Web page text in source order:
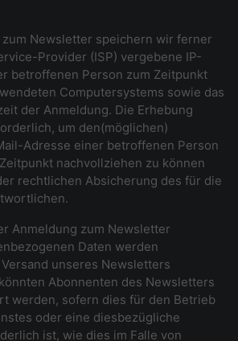
Newsletter speichern wir ferner
Provider (ISP) vergebene IP-
betroffenen Person zum Zeitpunkt
Computersystems sowie das
der Anmeldung. Die Erhebung
um den(möglichen)
Adresse einer betroffenen Person
nachvollziehen zu können
rechtlichen Absicherung des für die
Anmeldung zum Newsletter
Daten werden
unseres Newsletters
Abonnenten des Newsletters
werden, sofern dies für den Betrieb
oder eine diesbezügliche
ist, wie dies im Falle von